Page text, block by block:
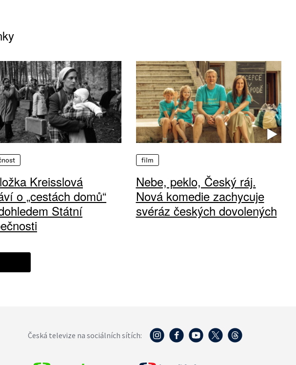
Kreisslová
o „cestách domů“
Státní
film
Nebe, peklo, Český ráj.
Nová komedie zachycuje
svéráz českých dovolených
Česká televize na sociálních sítích: